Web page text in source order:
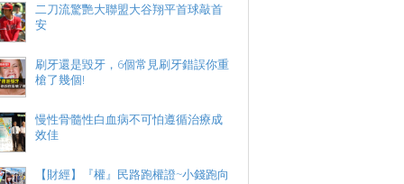
二刀流驚艷大聯盟大谷翔平首球敲首
安
刷牙還是毀牙，6個常見刷牙錯誤你重
槍了幾個!
慢性骨髓性白血病不可怕遵循治療成
效佳
【財經】『權』民路跑權證~小錢跑向